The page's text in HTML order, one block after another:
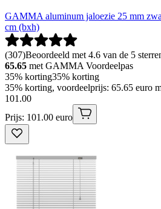
GAMMA aluminum jaloezie 25 mm
cm (bxh)
(307)Beoordeeld met 4.6 van de 5
65.65 met GAMMA Voordeelpas
35% korting35% korting
35% korting, voordeelprijs: 65.65 euro
101.00
Prijs: 101.00 euro